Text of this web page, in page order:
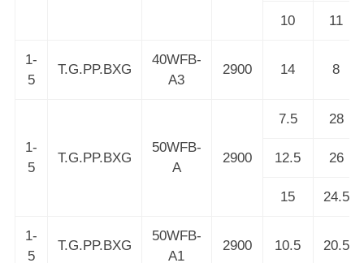
10 11
1-
5
T.G.PP.BXG
40WFB-
A3
2900 14 8
1-
5
T.G.PP.BXG
50WFB-
A
2900
7.5 28
12.5 26
15 24.5
1-
5
T.G.PP.BXG
50WFB-
A1
2900 10.5 20.5